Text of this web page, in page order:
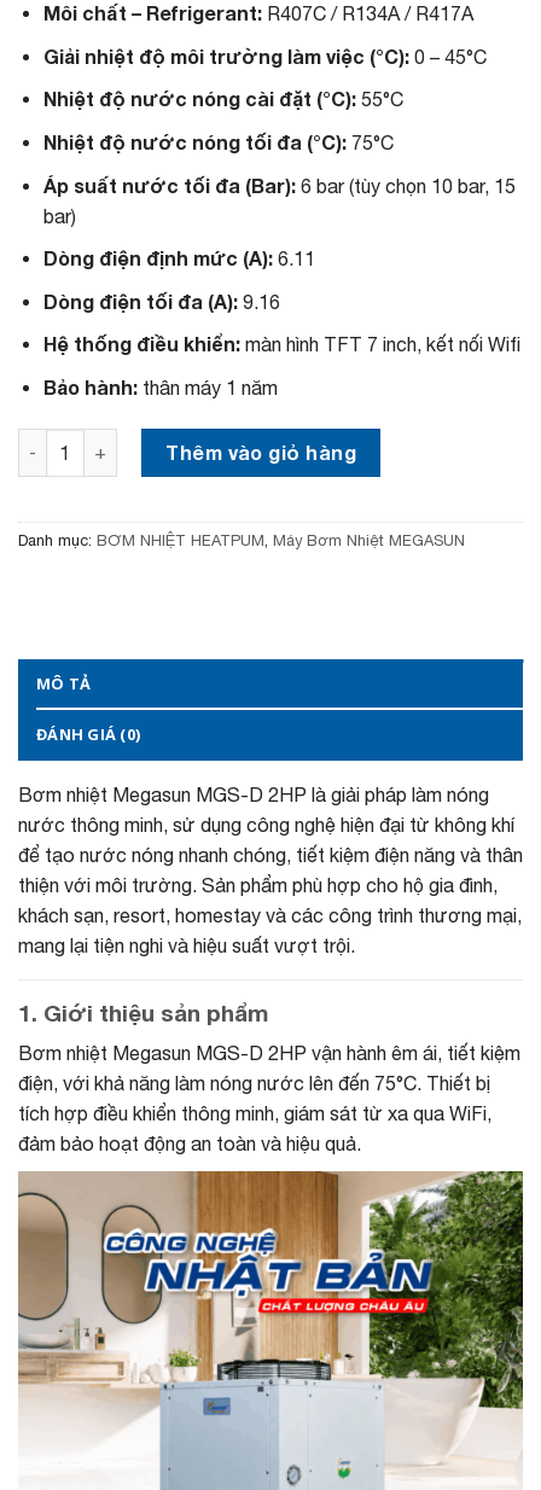
0
0
0
.
0
0
,
0
0
0
.
Môi chất – Refrigerant:R407C / R134A / R417A
Giải nhiệt độ môi trường làm việc (°C):0 – 45°C
Nhiệt độ nước nóng cài đặt (°C):55°C
Nhiệt độ nước nóng tối đa (°C):75°C
Áp suất nước tối đa (Bar):6 bar (tùy chọn 10 bar, 15
bar)
Dòng điện định mức (A):6.11
Dòng điện tối đa (A):9.16
Hệ thống điều khiển:màn hình TFT 7 inch, kết nối Wifi
Bảo hành:thân máy 1 năm
Bơm nhiệt Megasun MGS-D 2HP số lượng
Thêm vào giỏ hàng
Danh mục: BƠM NHIỆT HEATPUM Máy Bơm Nhiệt MEGASUN
MÔ TẢ
ĐÁNH GIÁ (0)
Bơm nhiệt Megasun MGS-D 2HP là giải pháp làm nóng
nước thông minh, sử dụng công nghệ hiện đại từ không khí
để tạo nước nóng nhanh chóng, tiết kiệm điện năng và thân
thiện với môi trường. Sản phẩm phù hợp cho hộ gia đình,
khách sạn, resort, homestay và các công trình thương mại,
mang lại tiện nghi và hiệu suất vượt trội.
1. Giới thiệu sản phẩm
Bơm nhiệt Megasun MGS-D 2HP vận hành êm ái, tiết kiệm
điện, với khả năng làm nóng nước lên đến 75°C. Thiết bị
tích hợp điều khiển thông minh, giám sát từ xa qua WiFi,
đảm bảo hoạt động an toàn và hiệu quả.